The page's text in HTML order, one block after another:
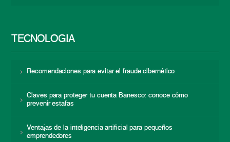
TECNOLOGÍA
Recomendaciones para evitar el fraude cibernético
Claves para proteger tu cuenta Banesco: conoce cómo
prevenir estafas
Ventajas de la inteligencia artificial para pequeños
emprendedores